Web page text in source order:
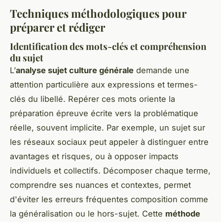
Techniques méthodologiques pour
préparer et rédiger
Identification des mots-clés et compréhension
du sujet
L’analyse sujet culture générale demande une
attention particulière aux expressions et termes-
clés du libellé. Repérer ces mots oriente la
préparation épreuve écrite vers la problématique
réelle, souvent implicite. Par exemple, un sujet sur
les réseaux sociaux peut appeler à distinguer entre
avantages et risques, ou à opposer impacts
individuels et collectifs. Décomposer chaque terme,
comprendre ses nuances et contextes, permet
d'éviter les erreurs fréquentes composition comme
la généralisation ou le hors-sujet. Cette méthode